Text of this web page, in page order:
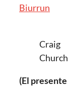
Biurrun
Craig
(El